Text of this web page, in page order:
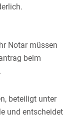
Notar müssen
beim
beteiligt unter
und entscheidet